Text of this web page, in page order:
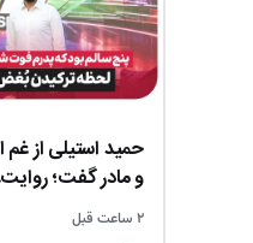
حمید استیلی از
و مادر گفت؛
۲ ساعت قبل